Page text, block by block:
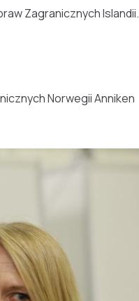
Zagranicznych Islandii.
Norwegii Anniken